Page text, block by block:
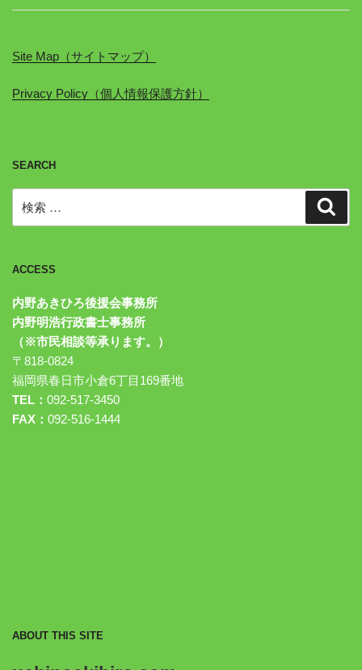
Site Map（サイトマップ）
Privacy Policy（個人情報保護方針）
SEARCH
索:
ACCESS
内野あきひろ後援会事務所
内野明浩行政書士事務所
（※市民相談等承ります。）
〒818-0824
福岡県春日市小倉6丁目169番地
TEL： 092-517-3450
FAX： 092-516-1444
ABOUT THIS SITE